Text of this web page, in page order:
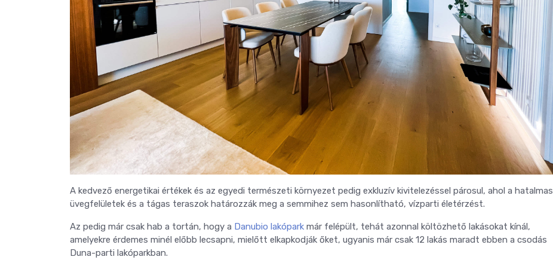
A kedvező energetikai értékek és az egyedi természeti környezet pedig exkluzív kivitelezéssel párosul, ahol a hatalmas
üvegfelületek és a tágas teraszok határozzák meg a semmihez sem hasonlítható, vízparti életérzést.
Az pedig már csak hab a tortán, hogy a Danubio lakópark már felépült, tehát azonnal költözhető lakásokat kínál,
amelyekre érdemes minél előbb lecsapni, mielőtt elkapkodják őket, ugyanis már csak 12 lakás maradt ebben a csodás
Duna-parti lakóparkban.